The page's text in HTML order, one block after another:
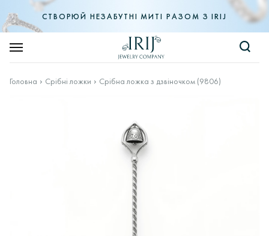
СТВОРЮЙ НЕЗАБУТНІ МИТІ РАЗОМ З IRIJ
Головна Срібні ложки Срібна ложка з дзвіночком (9806)